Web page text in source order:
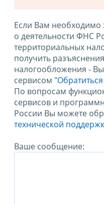
Если Вам необходимо
о деятельности ФНС
территориальных
получить
налогообложения -
сервисом
По вопросам
сервисов и
России Вы можете
технической
Ваше сообщение: